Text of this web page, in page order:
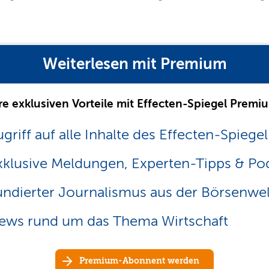
Weiterlesen mit Premium
exklusiven Vorteile mit Effecten-Spiegel
auf alle Inhalte des Effecten-Spiegel
Meldungen, Experten-Tipps &
Journalismus aus der
rund um das Thema Wirtschaft
Premium-Abonnent werden